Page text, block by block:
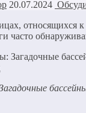
20.07.2024
относящихся
часто